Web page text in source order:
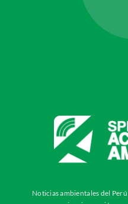
Noticias ambientales del